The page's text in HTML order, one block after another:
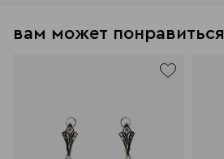
вам может понравиться